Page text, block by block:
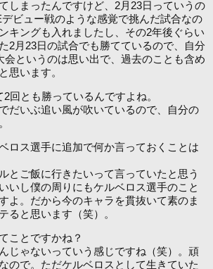
しまったんですけど、2月23日っていうの
ビュー戦のような感覚で挑んだ試合なの
キングも入れましたし、その2年後ぐらい
2月23日の試合でも勝てているので、自分
会というのは思い出で、過去のことも含め
思います。
とも勝っているんですよね。
だいぶ追い風が吹いているので、自分の
ス選手に追加で何か言っておくことは
ご飯に行きたいって言っていたと思う
いし僕の周りにもケルベロス選手のこと
よ。だから今のキャラを貫抜いて素のま
ると思います（笑）。
とですかね？
じゃないっていう感じですね（笑）。頑
ので。ただケルベロスとして生きていた